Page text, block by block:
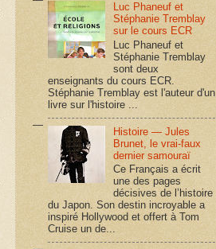
Luc Phaneuf et
Stéphanie Tremblay
sur le cours ECR
Luc Phaneuf et
Stéphanie Tremblay
sont deux
enseignants du cours ECR.
Stéphanie Tremblay est l'auteur d'un
livre sur l'histoire ...
Histoire — Jules
Brunet, le vrai-faux
dernier samouraï
Ce Français a écrit
une des pages
décisives de l’histoire
du Japon. Son destin incroyable a
inspiré Hollywood et offert à Tom
Cruise un de...